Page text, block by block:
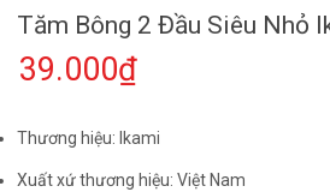
Tăm Bông 2 Đầu Siêu Nhỏ
39.000₫
Thương hiệu: Ikami
Xuất xứ thương hiệu: Việt Nam